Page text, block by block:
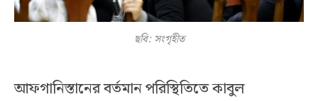
ছবি: সংগৃহীত
আফগানিস্তানের বর্তমান পরিস্থিতিতে কাবুল